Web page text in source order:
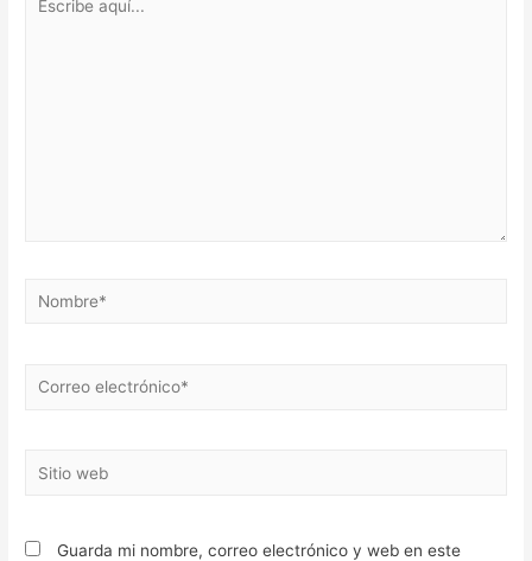
Nombre*
Correo
Sitio
Guarda mi nombre, correo electrónico y web en este